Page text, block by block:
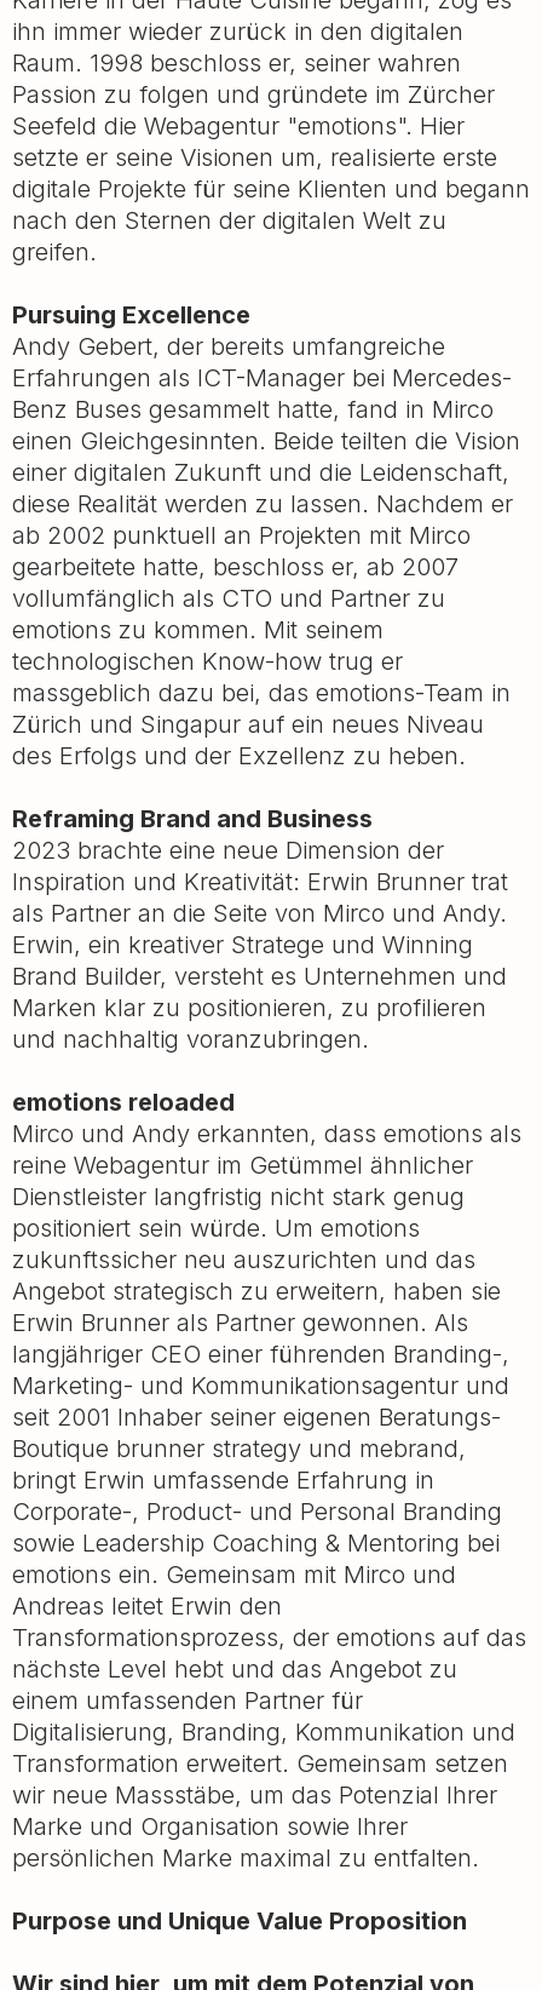
ihn immer wieder zurück in den digitalen
Raum. 1998 beschloss er, seiner wahren
Passion zu folgen und gründete im Zürcher
Seefeld die Webagentur "emotions". Hier
setzte er seine Visionen um, realisierte erste
digitale Projekte für seine Klienten und begann
nach den Sternen der digitalen Welt zu
greifen.
Pursuing Excellence
Andy Gebert, der bereits umfangreiche
Erfahrungen als ICT-Manager bei Mercedes-
Benz Buses gesammelt hatte, fand in Mirco
einen Gleichgesinnten. Beide teilten die Vision
einer digitalen Zukunft und die Leidenschaft,
diese Realität werden zu lassen. Nachdem er
ab 2002 punktuell an Projekten mit Mirco
gearbeitete hatte, beschloss er, ab 2007
vollumfänglich als CTO und Partner zu
emotions zu kommen. Mit seinem
technologischen Know-how trug er
massgeblich dazu bei, das emotions-Team in
Zürich und Singapur auf ein neues Niveau
des Erfolgs und der Exzellenz zu heben.
Reframing Brand and Business
2023 brachte eine neue Dimension der
Inspiration und Kreativität: Erwin Brunner trat
als Partner an die Seite von Mirco und Andy.
Erwin, ein kreativer Stratege und Winning
Brand Builder, versteht es Unternehmen und
Marken klar zu positionieren, zu profilieren
und nachhaltig voranzubringen.
emotions reloaded
Mirco und Andy erkannten, dass emotions als
reine Webagentur im Getümmel ähnlicher
Dienstleister langfristig nicht stark genug
positioniert sein würde. Um emotions
zukunftssicher neu auszurichten und das
Angebot strategisch zu erweitern, haben sie
Erwin Brunner als Partner gewonnen. Als
langjähriger CEO einer führenden Branding-,
Marketing- und Kommunikationsagentur und
seit 2001 Inhaber seiner eigenen Beratungs-
Boutique brunner strategy und mebrand,
bringt Erwin umfassende Erfahrung in
Corporate-, Product- und Personal Branding
sowie Leadership Coaching & Mentoring bei
emotions ein. Gemeinsam mit Mirco und
Andreas leitet Erwin den
Transformationsprozess, der emotions auf das
nächste Level hebt und das Angebot zu
einem umfassenden Partner für
Digitalisierung, Branding, Kommunikation und
Transformation erweitert. Gemeinsam setzen
wir neue Massstäbe, um das Potenzial Ihrer
Marke und Organisation sowie Ihrer
persönlichen Marke maximal zu entfalten.
Purpose und Unique Value Proposition
Wir sind hier, um mit dem Potenzial von